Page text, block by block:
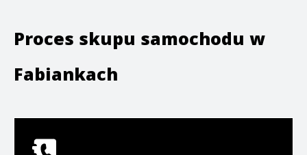
Proces skupu samochodu w
Fabiankach